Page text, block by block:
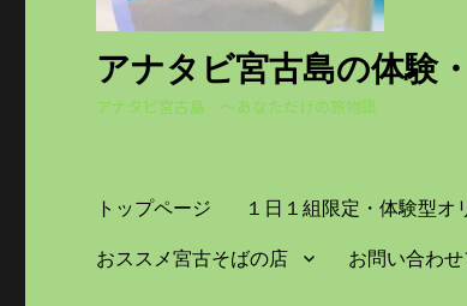
アナタビ宮古島の体験
アナタビ宮古島 ～あなただけの旅物語
トップページ １日１組限定・体験型オ
おススメ宮古そばの店 お問い合わ